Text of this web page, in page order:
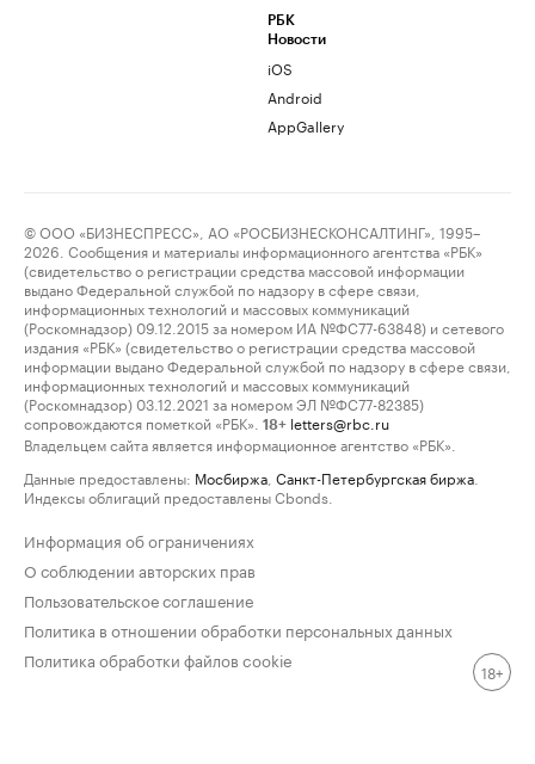
РБК
Новости
iOS
Android
AppGallery
© ООО «БИЗНЕСПРЕСС», АО «РОСБИЗНЕСКОНСАЛТИНГ», 1995–
2026. Сообщения и материалы информационного агентства «РБК»
(свидетельство о регистрации средства массовой информации
выдано Федеральной службой по надзору в сфере связи,
информационных технологий и массовых коммуникаций
(Роскомнадзор) 09.12.2015 за номером ИА №ФС77-63848) и сетевого
издания «РБК» (свидетельство о регистрации средства массовой
информации выдано Федеральной службой по надзору в сфере связи,
информационных технологий и массовых коммуникаций
(Роскомнадзор) 03.12.2021 за номером ЭЛ №ФС77-82385)
сопровождаются пометкой «РБК».
18+ letters@rbc.ru
Владельцем сайта является информационное агентство «РБК».
Данные предоставлены: Мосбиржа Санкт-Петербургская биржа
Индексы облигаций предоставлены Cbonds.
Информация об ограничениях
О соблюдении авторских прав
Пользовательское соглашение
Политика в отношении обработки персональных данных
Политика обработки файлов cookie
18+